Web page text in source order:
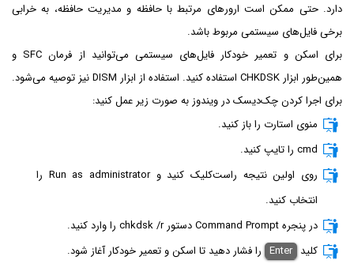
دارد. حتی ممکن است ارورهای مرتبط با حافظه و مدیریت حافظه، به خرابی
برخی فایل‌های سیستمی مربوط باشد.
برای اسکن و تعمیر خودکار فایل‌های سیستمی می‌توانید از فرمان SFC و
همین‌طور ابزار CHKDSK استفاده کنید. استفاده از ابزار DISM نیز توصیه می‌شود.
برای اجرا کردن چک‌دیسک در ویندوز به صورت زیر عمل کنید:
منوی استارت را باز کنید.
cmd را تایپ کنید.
روی اولین نتیجه راست‌کلیک کنید و Run as administrator را
انتخاب کنید.
در پنجره Command Prompt‌ دستور chkdsk /r را وارد کنید.
کلید Enter را فشار دهید تا اسکن و تعمیر خودکار آغاز شود.